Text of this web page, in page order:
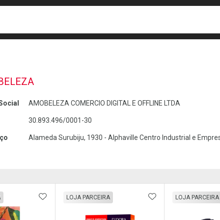
AMOBELEZA COMERCIO DIGITAL E OFFLINE LTDA
30.893.496/0001-30
Alameda Surubiju, 1930 - Alphaville Centro Industrial e
ADICIONAR AOS FAVORITOS
LOJA PARCEIRA ADICIONAR AOS
LOJA PARCEIRA